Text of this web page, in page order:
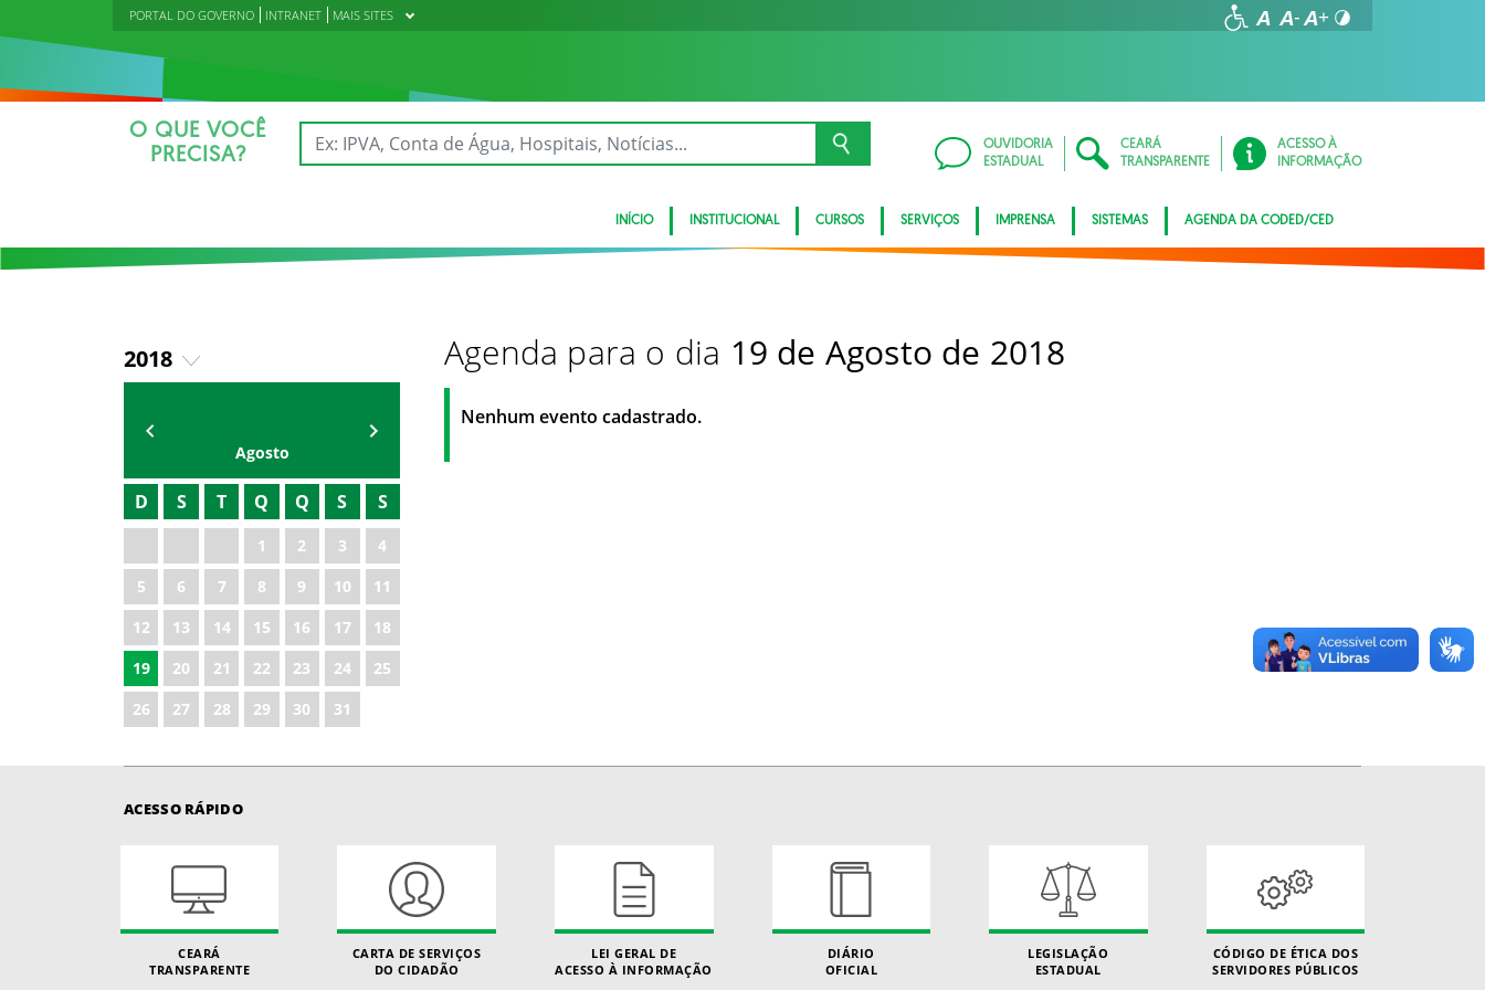
PORTAL DO GOVERNO INTRANET MAIS SITES
O QUE VOCÊ
PRECISA?
OUVIDORIA
ESTADUAL
CEARÁ
TRANSPARENTE
ACESSO À
INFORMAÇÃO
INÍCIO INSTITUCIONAL CURSOS SERVIÇOS IMPRENSA SISTEMAS AGENDA DA CODED/CED
2018
2020
2021
2022
2023
2024
2025
2026
Agosto
D S T Q Q S S
1 2 3
4
5
6 7 8 9 10
11
12
13 14 15 16 17
18
19
20 21 22 23 24
25
26
27 28 29 30 31
Agenda para o dia 19 de Agosto de 2018
Nenhum evento cadastrado.
ACESSO RÁPIDO
CEARÁ
TRANSPARENTE
CARTA DE SERVIÇOS
DO CIDADÃO
LEI GERAL DE
ACESSO À INFORMAÇÃO
DIÁRIO
OFICIAL
LEGISLAÇÃO
ESTADUAL
CÓDIGO DE ÉTICA DOS
SERVIDORES PÚBLICOS